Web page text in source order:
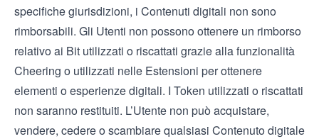
specifiche giurisdizioni, i Contenuti digitali non sono
rimborsabili. Gli Utenti non possono ottenere un rimborso
relativo ai Bit utilizzati o riscattati grazie alla funzionalità
Cheering o utilizzati nelle Estensioni per ottenere
elementi o esperienze digitali. I Token utilizzati o riscattati
non saranno restituiti. L’Utente non può acquistare,
vendere, cedere o scambiare qualsiasi Contenuto digitale